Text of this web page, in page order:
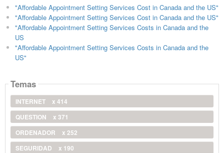
"Affordable Appointment Setting Services Cost in Canada and the US"
"Affordable Appointment Setting Services Cost in Canada and the US"
"Affordable Appointment Setting Services Costs in Canada and the
US
"Affordable Appointment Setting Services Costs in Canada and the
US"
Temas
INTERNET
x 414
QUESTION
x 371
ORDENADOR
x 252
SEGURIDAD
x 190